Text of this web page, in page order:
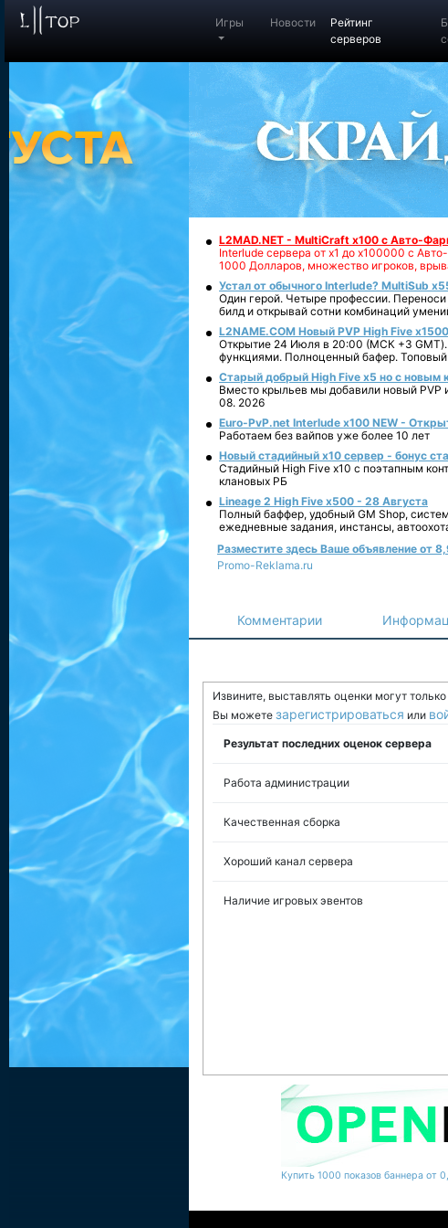
Игры Новости
Рейтинг
серверов
L2MAD.NET - MultiCraft x100 с Авто-
Interlude сервера от х1 до х100000 с
1000 Долларов, множество игроков,
Устал от обычного Interlude? MultiSub
Один герой. Четыре профессии.
билд и открывай сотни комбинаций
L2NAME.COM Новый PVP High Five
Открытие 24 Июля в 20:00 (МСК +3
функциями. Полноценный бафер.
Старый добрый High Five x5 но с новым
Вместо крыльев мы добавили новый PVP
08. 2026
Euro-PvP.net Interlude х100 NEW -
Работаем без вайпов уже более 10 лет
Новый стадийный х10 сервер - бонус
Стадийный High Five x10 с поэтапным
клановых РБ
Lineage 2 High Five x500 - 28 Августа
Полный баффер, удобный GM Shop,
ежедневные задания, инстансы,
Разместите здесь Ваше объявление от
Promo-Reklama.ru
Комментарии
Извините, выставлять оценки могут
Вы можете зарегистрироваться или
Результат последних оценок сервера
Работа администрации
Качественная сборка
Хороший канал сервера
Наличие игровых эвентов
Купить 1000 показов баннера от